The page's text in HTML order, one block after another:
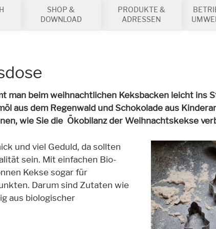
SHOP &
DOWNLOAD
PRODUKTE &
ADRESSEN
man beim weihnachtlichen Keksbacken leicht ins
aus dem Regenwald und Schokolade aus
wie Sie die Ökobilanz der Weihnachtskekse
und viel Geduld, da sollten
sein. Mit einfachen Bio-
Kekse sogar für
Darum sind Zutaten wie
aus biologischer